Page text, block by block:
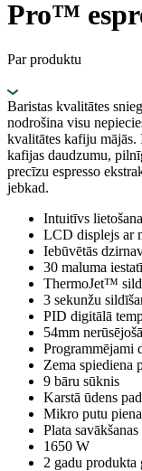
Pro™
Par produktu
Baristas kvalitātes
nodrošina visu
kvalitātes kafiju mājās.
kafijas daudzumu,
precīzu espresso
jebkad.
Intuitīvs
LCD displejs ar
Iebūvētās
30 maluma
ThermoJet™
3 sekunžu
PID digitālā
54mm
Programmējami
Zema spiediena
9 bāru sūknis
Karstā ūdens
Mikro putu piena
Plata
1650 W
2 gadu produkta